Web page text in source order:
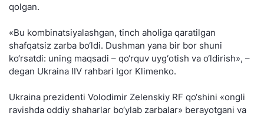
qolgan.
«Bu kombinatsiyalashgan, tinch aholiga qaratilgan
shafqatsiz zarba bo‘ldi. Dushman yana bir bor shuni
ko‘rsatdi: uning maqsadi – qo‘rquv uyg‘otish va o‘ldirish», –
degan Ukraina IIV rahbari Igor Klimenko.
Ukraina prezidenti Volodimir Zelenskiy RF qo‘shini «ongli
ravishda oddiy shaharlar bo‘ylab zarbalar» berayotgani va